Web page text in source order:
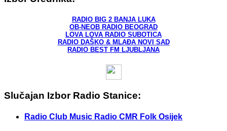
RADIO BIG 2 BANJA LUKA
OB-NEOB RADIO BEOGRAD
LOVA LOVA RADIO SUBOTICA
RADIO DAŠKO & MLAĐA NOVI SAD
RADIO BEST FM LJUBLJANA
Slučajan Izbor Radio Stanice:
Radio Club Music Radio CMR Folk Osijek